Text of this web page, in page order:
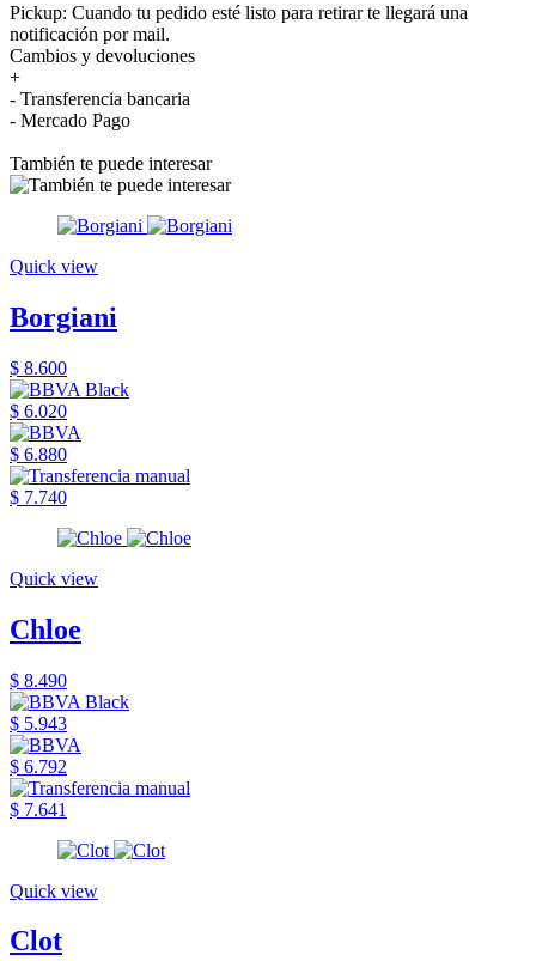
Pickup: Cuando tu pedido esté listo para retirar te llegará una
notificación por mail.
Cambios y devoluciones
+
- Transferencia bancaria
- Mercado Pago
También te puede interesar
Quick view
Borgiani
$ 8.600
$ 6.020
$ 6.880
$ 7.740
Quick view
Chloe
$ 8.490
$ 5.943
$ 6.792
$ 7.641
Quick view
Clot